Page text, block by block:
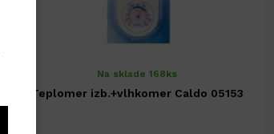
Na sklade 168ks
Teplomer izb.+vlhkomer Caldo 05153